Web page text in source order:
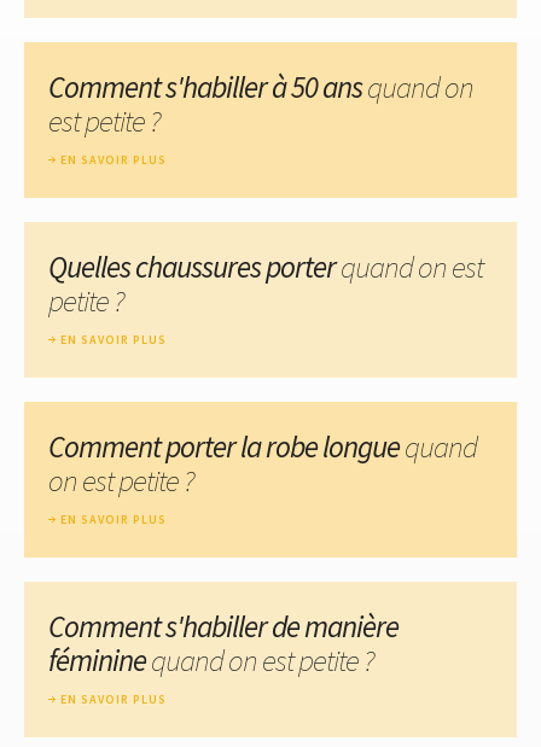
Comment s'habiller à 50 ansquand on
est petite ?
EN SAVOIR PLUS
Quelles chaussures porterquand on est
petite ?
EN SAVOIR PLUS
Comment porter la robe longuequand
on est petite ?
EN SAVOIR PLUS
Comment s'habiller de manière
fémininequand on est petite ?
EN SAVOIR PLUS